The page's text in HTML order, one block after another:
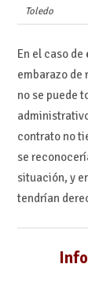
Toledo
En el caso de
embarazo de
no se puede
contrato no
se
situación, y
tendrían